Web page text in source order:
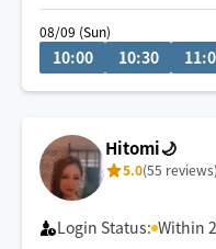
セラピスト歴13年
手が温かいとよく言わ
しっかり圧の入った施
得意です。
お疲れの箇所やご要望
ますので、どうぞよろ
08/09 (Sun)
10:00 10:30
Hitomi🌙
5.0(55 reviews)
Login Status: Within